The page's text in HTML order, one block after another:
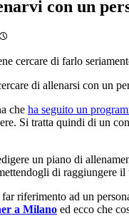
con un
cercare di farlo
di allenarsi con un
che ha seguito un
Si tratta quindi di un
un piano di
di raggiungere
riferimento ad un
a Milano ed ecco che